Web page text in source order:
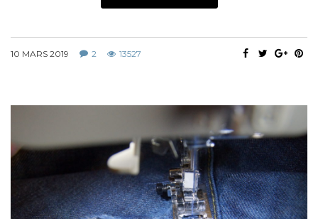
10 MARS 2019 2 13527